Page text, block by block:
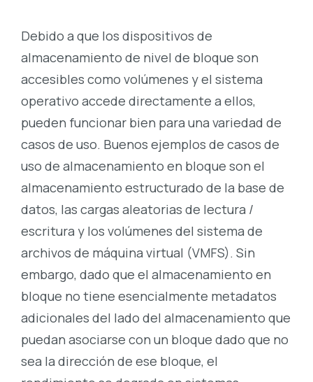
Debido a que los dispositivos de
almacenamiento de nivel de bloque son
accesibles como volúmenes y el sistema
operativo accede directamente a ellos,
pueden funcionar bien para una variedad de
casos de uso. Buenos ejemplos de casos de
uso de almacenamiento en bloque son el
almacenamiento estructurado de la base de
datos, las cargas aleatorias de lectura /
escritura y los volúmenes del sistema de
archivos de máquina virtual (VMFS). Sin
embargo, dado que el almacenamiento en
bloque no tiene esencialmente metadatos
adicionales del lado del almacenamiento que
puedan asociarse con un bloque dado que no
sea la dirección de ese bloque, el